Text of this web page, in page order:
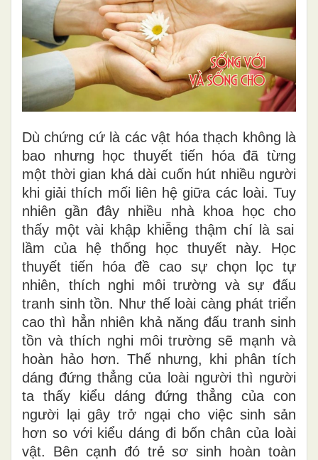
Dù chứng cứ là các vật hóa thạch không là
bao nhưng học thuyết tiến hóađã từng
một thời gian khá dài cuốn hút nhiều người
khi giải thích mối liên hệ giữa các loài. Tuy
nhiên gần đây nhiều nhà khoa họccho
thấy một vài khập khiễng thậm chí là sai
lầm của hệ thống học thuyết
này. Học
thuyết tiến hóa đề cao sự chọn lọc tự
nhiên, thích nghi môi trường và sự đấu
tranh sinh tồn. Như thế loài càng phát triển
cao thì hẳn nhiên khả năng đấu tranh sinh
tồn và thích nghi môi trường sẽ mạnh và
hoàn hảo hơn. Thế nhưng, khi phân tích
dáng đứng thẳng của loài người thì người
ta thấy kiểu dáng đứng thẳng của con
người lại gây trở ngại cho việc sinh sản
hơn so với kiểu dáng đi bốn chân của loài
vật. Bên cạnh đó trẻ sơ sinh hoàn toàn